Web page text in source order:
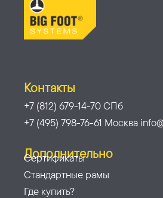
Контакты
+7 (812) 679-14-70 СПб
+7 (495) 798-76-61 Москва
Дополнительно
Сертификаты
Стандартные рамы
Где купить?